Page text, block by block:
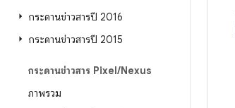
กระดานข่าวสารปี 2016
กระดานข่าวสารปี 2015
กระดานข่าวสาร Pixel/Nexus
ภาพรวม